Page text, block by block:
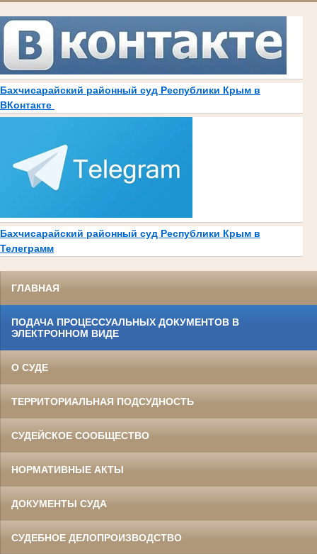
Бахчисарайский районный суд Республики Крым в
ВКонтакте
Бахчисарайский районный суд Республики Крым в
Телеграмм
ГЛАВНАЯ
ПОДАЧА ПРОЦЕССУАЛЬНЫХ ДОКУМЕНТОВ В
ЭЛЕКТРОННОМ ВИДЕ
О СУДЕ
ТЕРРИТОРИАЛЬНАЯ ПОДСУДНОСТЬ
СУДЕЙСКОЕ СООБЩЕСТВО
НОРМАТИВНЫЕ АКТЫ
ДОКУМЕНТЫ СУДА
СУДЕБНОЕ ДЕЛОПРОИЗВОДСТВО